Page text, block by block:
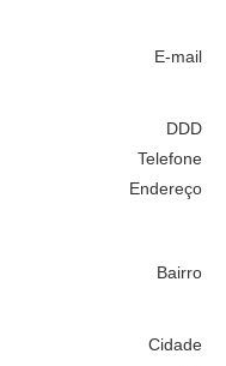
Judiciária e Ciência de
de Magistrados e
E-mail
DDD
Telefone
Endereço
Bairro
Cidade